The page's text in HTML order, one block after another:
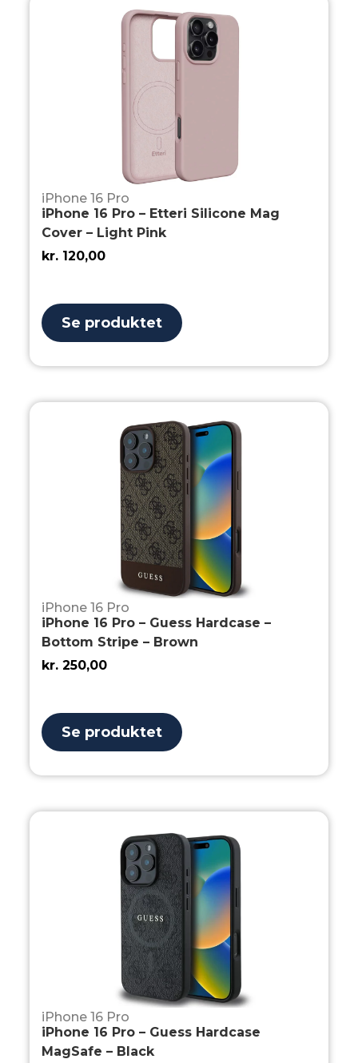
iPhone 16 Pro
iPhone 16 Pro – Etteri Silicone Mag
Cover – Light Pink
kr. 120,00
Se produktet
iPhone 16 Pro
iPhone 16 Pro – Guess Hardcase –
Bottom Stripe – Brown
kr. 250,00
Se produktet
iPhone 16 Pro
iPhone 16 Pro – Guess Hardcase
MagSafe – Black